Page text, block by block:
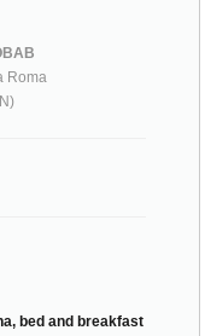
Roma
bed and breakfast